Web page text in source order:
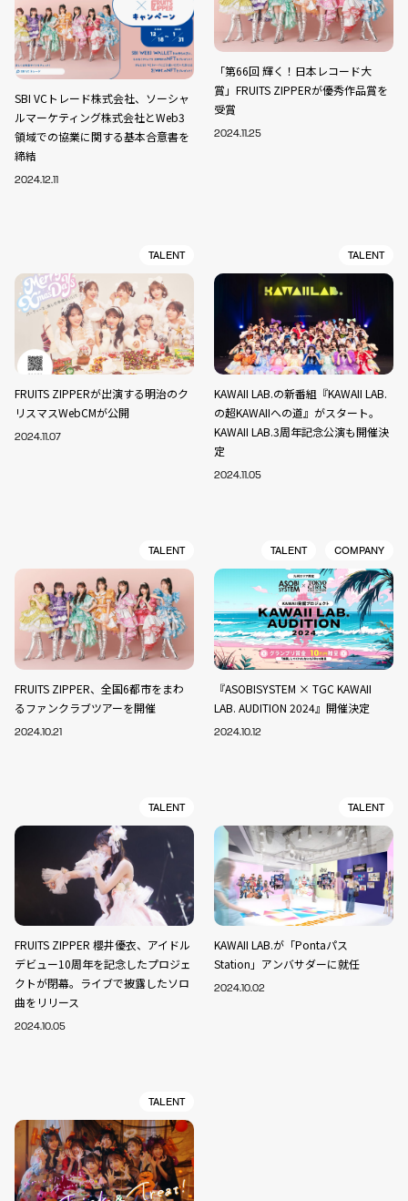
SBI VCトレード株式会社、ソーシャ
ルマーケティング株式会社とWeb3
領域での協業に関する基本合意書を
締結
2024.12.11
「第66回 輝く！日本レコード大
賞」FRUITS ZIPPERが優秀作品賞を
受賞
2024.11.25
TALENT
FRUITS ZIPPERが出演する明治のク
リスマスWebCMが公開
2024.11.07
TALENT
KAWAII LAB.の新番組『KAWAII LAB.
の超KAWAIIへの道』がスタート。
KAWAII LAB.3周年記念公演も開催決
定
2024.11.05
TALENT
FRUITS ZIPPER、全国6都市をまわ
るファンクラブツアーを開催
2024.10.21
TALENT COMPANY
『ASOBISYSTEM × TGC KAWAII
LAB. AUDITION 2024』開催決定
2024.10.12
TALENT
FRUITS ZIPPER 櫻井優衣、アイドル
デビュー10周年を記念したプロジェ
クトが閉幕。ライブで披露したソロ
曲をリリース
2024.10.05
TALENT
KAWAII LAB.が「Pontaパス
Station」アンバサダーに就任
2024.10.02
TALENT